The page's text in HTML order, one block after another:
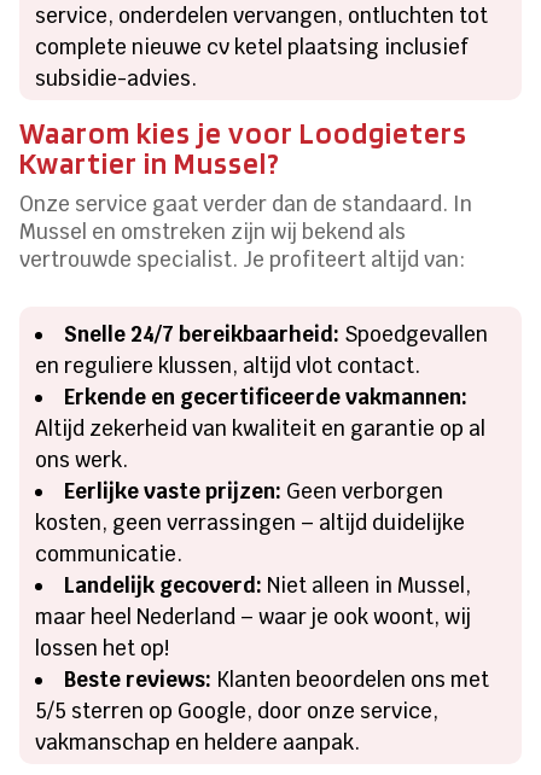
service, onderdelen vervangen, ontluchten tot
complete nieuwe cv ketel plaatsing inclusief
subsidie-advies.
Waarom kies je voor Loodgieters
Kwartier in Mussel?
Onze service gaat verder dan de standaard. In
Mussel en omstreken zijn wij bekend als
vertrouwde specialist. Je profiteert altijd van:
Snelle 24/7 bereikbaarheid: Spoedgevallen
en reguliere klussen, altijd vlot contact.
Erkende en gecertificeerde vakmannen:
Altijd zekerheid van kwaliteit en garantie op al
ons werk.
Eerlijke vaste prijzen: Geen verborgen
kosten, geen verrassingen – altijd duidelijke
communicatie.
Landelijk gecoverd: Niet alleen in Mussel,
maar heel Nederland – waar je ook woont, wij
lossen het op!
Beste reviews: Klanten beoordelen ons met
5/5 sterren op Google, door onze service,
vakmanschap en heldere aanpak.